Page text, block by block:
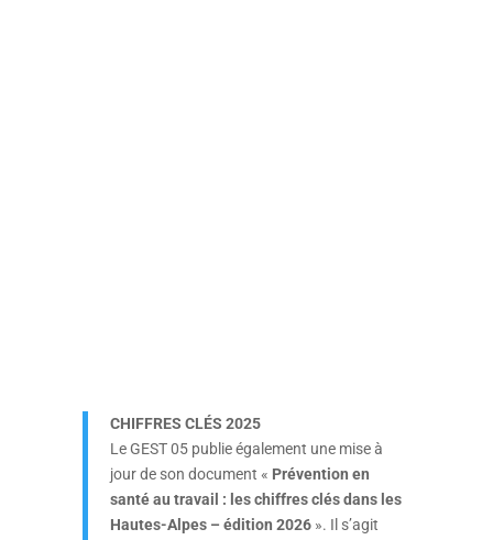
CHIFFRES CLÉS 2025
Le GEST 05 publie également une mise à
jour de son document « Prévention en
santé au travail : les chiffres clés dans les
Hautes-Alpes – édition 2026». Il s’agit